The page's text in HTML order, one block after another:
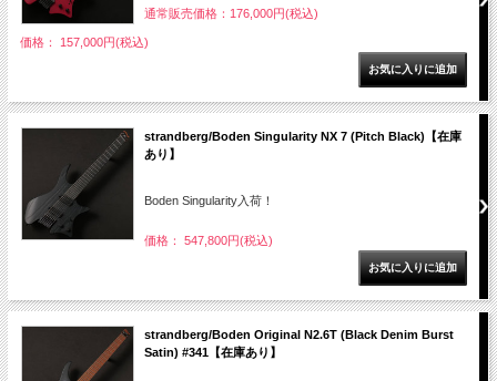
通常販売価格：176,000円(税込)
価格： 157,000円(税込)
strandberg/Boden Singularity NX 7 (Pitch Black)【在庫
あり】
Boden Singularity入荷！
価格： 547,800円(税込)
strandberg/Boden Original N2.6T (Black Denim Burst
Satin) #341【在庫あり】